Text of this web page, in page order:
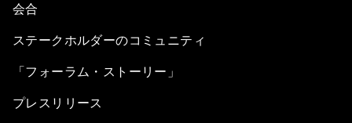
会合
ステークホルダーのコミュニティ
「フォーラム・ストーリー」
プレスリリース